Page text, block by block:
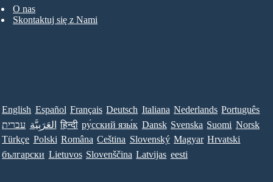
O nas
Skontaktuj się z Nami
English Español Français Deutsch Italiana Nederlands Português
עברית العَرَبِيَّة हिन्दी ру́сский язы́к Dansk Svenska Suomi Norsk
Türkçe Polski Româna Ceština Slovenský Magyar Hrvatski
български Lietuvos Slovenščina Latvijas eesti